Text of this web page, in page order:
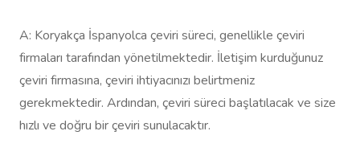
A: Koryakça İspanyolca çeviri süreci, genellikle çeviri
firmaları tarafından yönetilmektedir. İletişim kurduğunuz
çeviri firmasına, çeviri ihtiyacınızı belirtmeniz
gerekmektedir. Ardından, çeviri süreci başlatılacak ve size
hızlı ve doğru bir çeviri sunulacaktır.